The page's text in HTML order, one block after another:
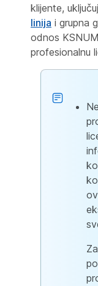
klijente,
linija i grupna
odnos
profesionalnu